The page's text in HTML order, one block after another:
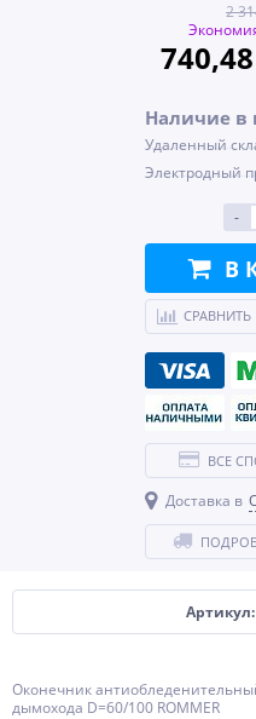
Артикул:
Оконечник
дымохода D=60/100 ROMMER
2
Наличие в
Удаленный
Электродный
-
В
СРАВНИТЬ
ВСЕ
Доставка в